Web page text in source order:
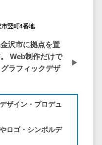
ビス>
ステム>
ツール>
ム>
ス>
ム>
ケー
ンス
（ファ
）
転送
シス
竪町4番地
沢市に拠点を置
Web制作だけで
ラフィックデザ
ザイン・プロデュ
ロゴ・シンボルデ